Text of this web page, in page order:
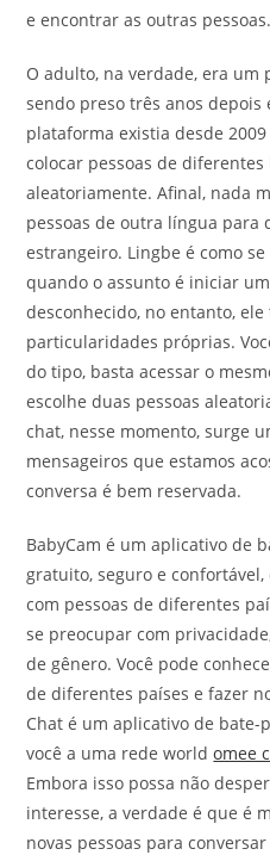
e encontrar as outras pessoas.
O adulto, na verdade, era um
sendo preso três anos depois
plataforma existia desde
colocar pessoas de
aleatoriamente. Afinal, nada
pessoas de outra língua para
estrangeiro. Lingbe é como
quando o assunto é iniciar
desconhecido, no entanto,
particularidades próprias.
do tipo, basta acessar o
escolhe duas pessoas
chat, nesse momento, surge
mensageiros que estamos
conversa é bem reservada.
BabyCam é um aplicativo de
gratuito, seguro e
com pessoas de diferentes
se preocupar com
de gênero. Você pode
de diferentes países e fazer
Chat é um aplicativo de bate-
você a uma rede worldomee
Embora isso possa não
interesse, a verdade é que é
novas pessoas para conversar